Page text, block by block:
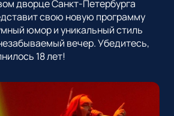
дворце Санкт-Петербурга
свою новую программу
юмор и уникальный стиль
вечер. Убедитесь,
18 лет!